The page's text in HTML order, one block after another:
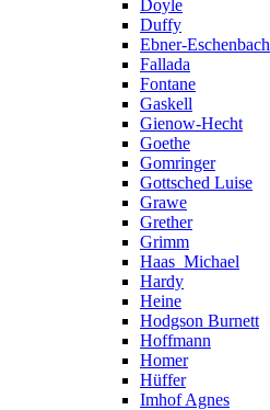
Doyle
Duffy
Ebner-Eschenbach
Fallada
Fontane
Gaskell
Gienow-Hecht
Goethe
Gomringer
Gottsched Luise
Grawe
Grether
Grimm
Haas_Michael
Hardy
Heine
Hodgson Burnett
Hoffmann
Homer
Hüffer
Imhof Agnes